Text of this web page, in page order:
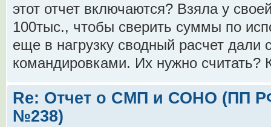
этот отчет включаются? Взяла у
100тыс., чтобы сверить суммы по
еще в нагрузку сводный расчет дали
командировками. Их нужно считать?
Re: Отчет о СМП и СОНО (ПП РФ
№238)